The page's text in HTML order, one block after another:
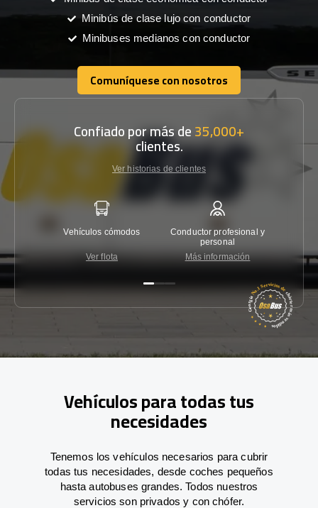
Minibús de clase lujo con conductor
Minibuses medianos con conductor
Comuníquese con nosotros
Comuníquese con nosotros
Confiado por más de35,000+
clientes.
Ver historias de clientes
Vehículos cómodos
Ver flota
Conductor profesional y
personal
Más información
Vehículos para todas tus
necesidades
Tenemos los vehículos necesarios para cubrir
todas tus necesidades, desde coches pequeños
hasta autobuses grandes. Todos nuestros
servicios son privados y con chófer.